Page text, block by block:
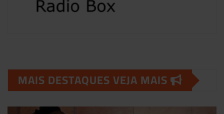
MAIS DESTAQUES VEJA MAIS